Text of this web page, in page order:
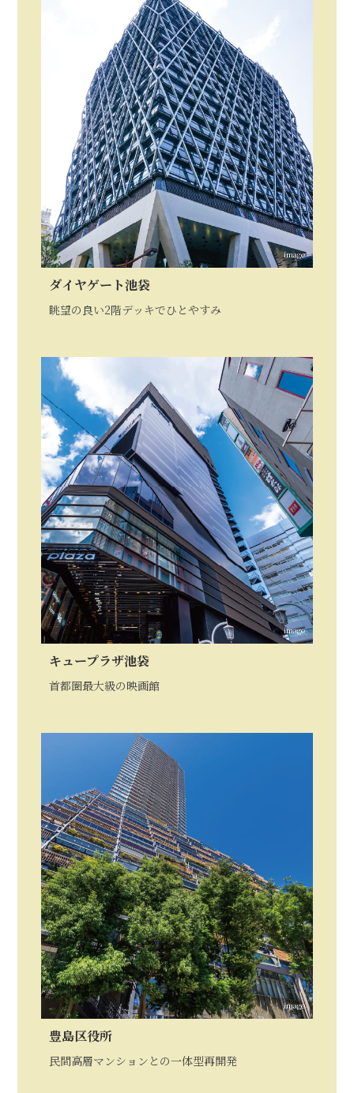
image
ダイヤゲート池袋
眺望の良い2階デッキでひとやすみ
image
キュープラザ池袋
首都圏最大級の映画館
image
豊島区役所
民間高層マンションとの一体型再開発